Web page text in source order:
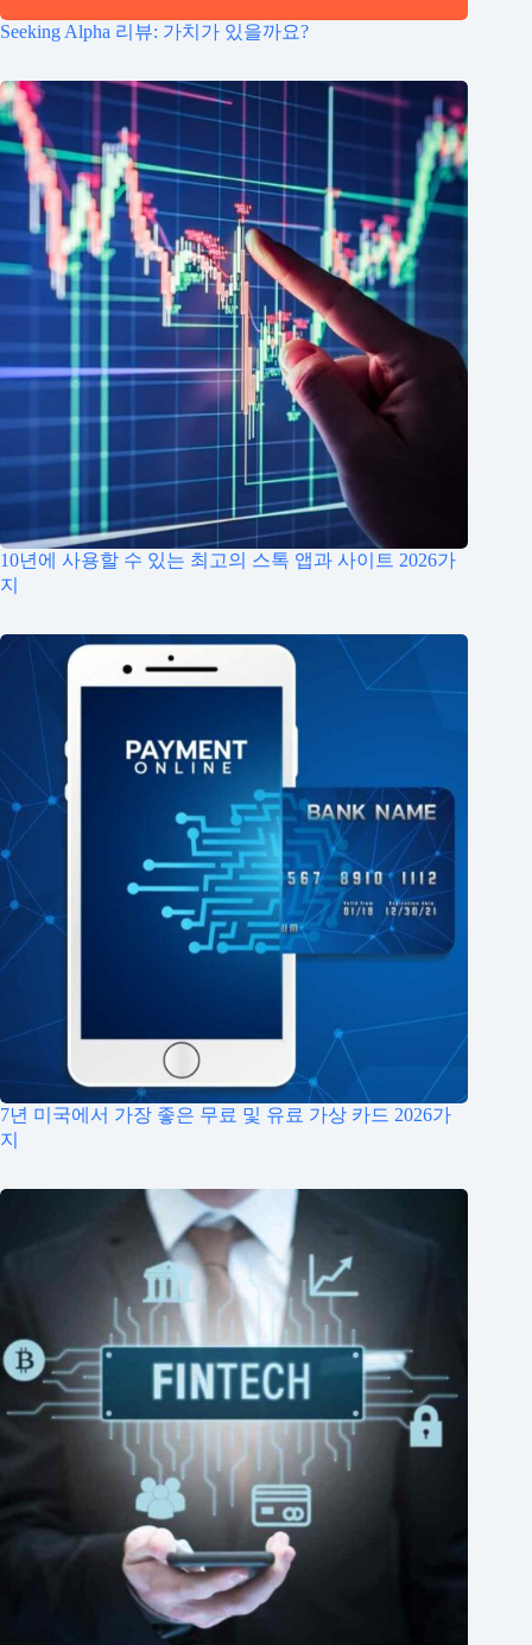
Seeking Alpha 리뷰: 가치가 있을까요?
10년에 사용할 수 있는 최고의 스톡 앱과 사이트 2026가
지
7년 미국에서 가장 좋은 무료 및 유료 가상 카드 2026가
지